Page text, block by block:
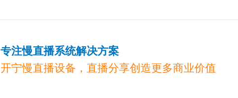
专注慢直播系统解决方案
开宁慢直播设备，直播分享创造更多商业价值